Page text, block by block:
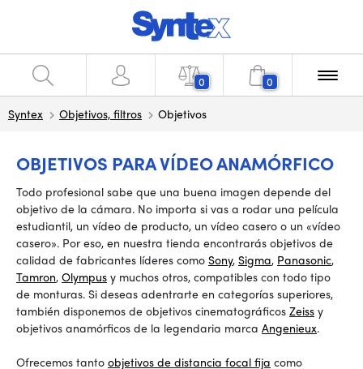
0 0
Syntex Objetivos, filtros Objetivos
OBJETIVOS PARA VÍDEO ANAMÓRFICO
Todo profesional sabe que una buena imagen depende del
objetivo de la cámara. No importa si vas a rodar una película
estudiantil, un vídeo de producto, un vídeo casero o un «vídeo
casero». Por eso, en nuestra tienda encontrarás objetivos de
calidad de fabricantes líderes como Sony, Sigma, Panasonic,
Tamron, Olympus y muchos otros, compatibles con todo tipo
de monturas. Si deseas adentrarte en categorías superiores,
también disponemos de objetivos cinematográficos Zeiss y
objetivos anamórficos de la legendaria marca Angenieux.
Ofrecemos tanto objetivos de distancia focal fija como